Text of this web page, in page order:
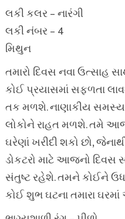
લકી કલર – નારંગી
લકી નંબર – 4
મિથુન
તમારો દિવસ નવા ઉત્સાહ
કોઈ પ્રયાસમાં સફળતા
તક મળશે. નાણાકીય
લોકોને રાહત મળશે. તમે આજે
ઘરેણાં ખરીદી શકો છો,
ડોકટરો માટે આજનો દિવસ
સંતુષ્ટ રહેશે. તમને કોઈને
કોઈ શુભ ઘટના તમારા